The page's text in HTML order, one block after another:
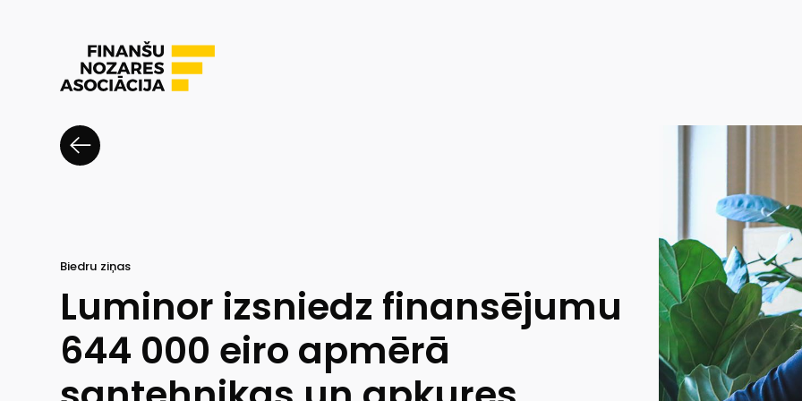
Biedru ziņas
Luminor izsniedz finansējumu
644 000 eiro apmērā